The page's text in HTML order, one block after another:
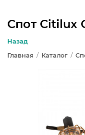
Спот Citilux
Назад
Главная / Каталог /
ЛЮСТРЫ
ТОРШЕРЫ